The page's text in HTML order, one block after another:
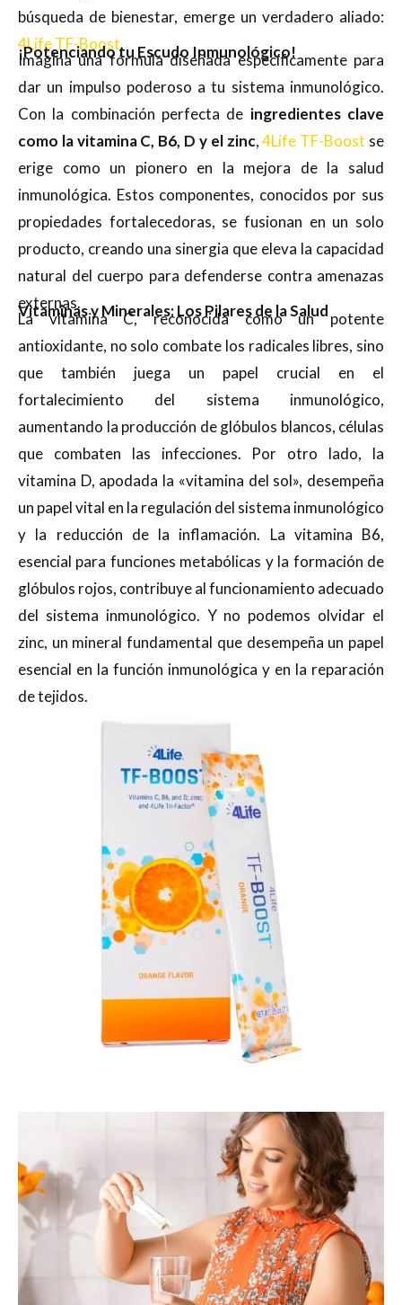
búsqueda de bienestar, emerge un verdadero aliado:
4Life TF-Boost.
¡Potenciando tu Escudo Inmunológico!
Imagina una fórmula diseñada específicamente para
dar un impulso poderoso a tu sistema inmunológico.
Con la combinación perfecta de ingredientes clave
como la vitamina C, B6, D y el zinc,4Life TF-Boost se
erige como un pionero en la mejora de la salud
inmunológica. Estos componentes, conocidos por sus
propiedades fortalecedoras, se fusionan en un solo
producto, creando una sinergia que eleva la capacidad
natural del cuerpo para defenderse contra amenazas
externas.
Vitaminas y Minerales: Los Pilares de la Salud
La vitamina C, reconocida como un potente
antioxidante, no solo combate los radicales libres, sino
que también juega un papel crucial en el
fortalecimiento del sistema inmunológico,
aumentando la producción de glóbulos blancos, células
que combaten las infecciones. Por otro lado, la
vitamina D, apodada la «vitamina del sol», desempeña
un papel vital en la regulación del sistema inmunológico
y la reducción de la inflamación. La vitamina B6,
esencial para funciones metabólicas y la formación de
glóbulos rojos, contribuye al funcionamiento adecuado
del sistema inmunológico. Y no podemos olvidar el
zinc, un mineral fundamental que desempeña un papel
esencial en la función inmunológica y en la reparación
de tejidos.